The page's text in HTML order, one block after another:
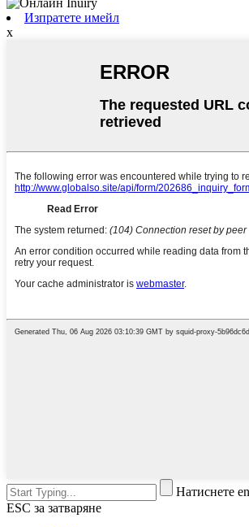
Изпратете имейл
x
Натиснете
ESC за затваряне